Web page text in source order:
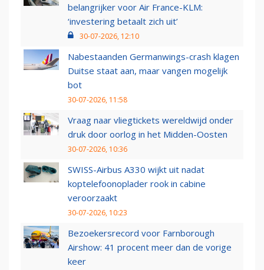
belangrijker voor Air France-KLM:
‘investering betaalt zich uit’
30-07-2026, 12:10
Nabestaanden Germanwings-crash klagen
Duitse staat aan, maar vangen mogelijk
bot
30-07-2026, 11:58
Vraag naar vliegtickets wereldwijd onder
druk door oorlog in het Midden-Oosten
30-07-2026, 10:36
SWISS-Airbus A330 wijkt uit nadat
koptelefoonoplader rook in cabine
veroorzaakt
30-07-2026, 10:23
Bezoekersrecord voor Farnborough
Airshow: 41 procent meer dan de vorige
keer